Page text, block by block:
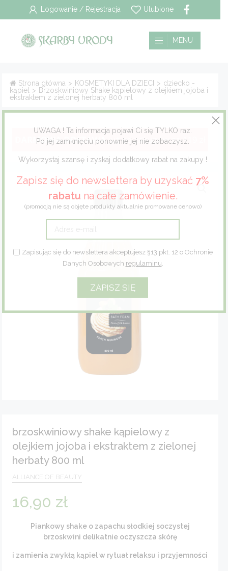
Logowanie / Rejestracja Ulubione
MENU
Strona główna > KOSMETYKI DLA DZIECI > dziecko -
kąpiel
> Brzoskwiniowy Shake kąpielowy z olejkiem jojoba i
ekstraktem z zielonej herbaty 800 ml
brzoskwiniowy shake kąpielowy z
olejkiem jojoba i ekstraktem z zielonej
herbaty 800 ml
ALLIANCE OF BEAUTY
16,90 zł
Piankowy shake o zapachu słodkiej soczystej
brzoskwini delikatnie oczyszcza skórę
i zamienia zwykłą kąpiel w rytuał relaksu i przyjemności
UWAGA ! Ta informacja pojawi Ci się TYLKO raz.
Po jej zamknięciu ponownie jej nie zobaczysz.
Wykorzystaj szansę i zyskaj dodatkowy rabat na zakupy !
Zapisz się do newslettera by uzyskać 7%
rabatu na całe zamówienie.
(promocją nie są objęte produkty aktualnie promowane cenowo)
Zapisując się do newslettera akceptujesz §13 pkt. 12 o Ochronie
Danych Osobowych regulaminu
Wszystkie
Pielęgnacja twarzy
Pielęgnacja stóp
Dla mężczyzn
Płatność i dostawa
Regulamin